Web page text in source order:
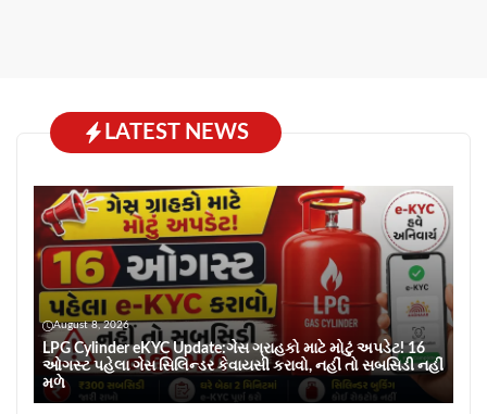
LATEST NEWS
August 8, 2026
LPG Cylinder eKYC Update:ગેસ ગ્રાહકો માટે મોટું અપડેટ! 16
ઓગસ્ટ પહેલા ગેસ સિલિન્ડર કેવાયસી કરાવો, નહીં તો સબસિડી નહીં
મળે